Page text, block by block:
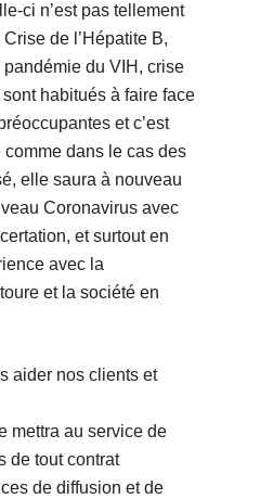
ci n’est pas tellement
de l’Hépatite B,
du VIH, crise
habitués à faire face
et c’est
dans le cas des
elle saura à nouveau
Coronavirus avec
et surtout en
avec la
et la société en
aider nos clients et
mettra au service de
de tout contrat
de diffusion et de